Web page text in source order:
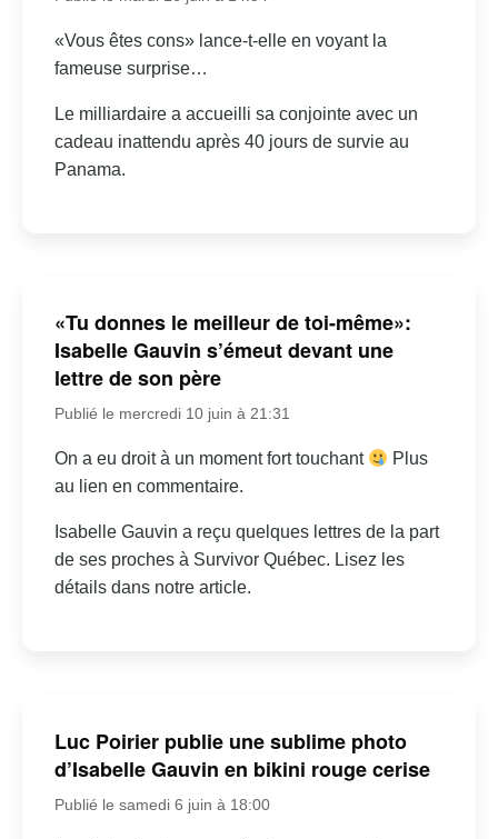
«Vous êtes cons» lance-t-elle en voyant la
fameuse surprise…
Le milliardaire a accueilli sa conjointe avec un
cadeau inattendu après 40 jours de survie au
Panama.
«Tu donnes le meilleur de toi-même»:
Isabelle Gauvin s’émeut devant une
lettre de son père
Publié le mercredi 10 juin à 21:31
On a eu droit à un moment fort touchant
Plus
au lien en commentaire.
Isabelle Gauvin a reçu quelques lettres de la part
de ses proches à Survivor Québec. Lisez les
détails dans notre article.
Luc Poirier publie une sublime photo
d’Isabelle Gauvin en bikini rouge cerise
Publié le samedi 6 juin à 18:00